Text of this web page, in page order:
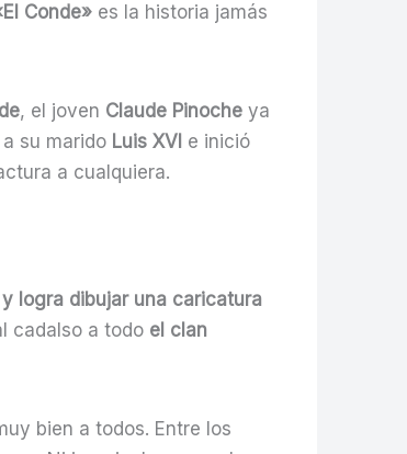
Conde» es la historia jamás
, el joven Claude Pinocheya
su marido Luis XVI e inició
a cualquiera.
logra dibujar una caricatura
cadalso a todo el clan
bien a todos. Entre los